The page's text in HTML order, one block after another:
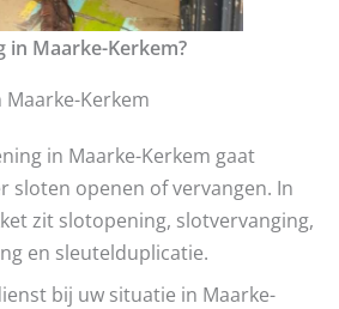
in Maarke-Kerkem?
Kerkem
in Maarke-Kerkem gaat
sloten openen of vervangen. In
zit slotopening, slotvervanging,
en sleutelduplicatie.
bij uw situatie in Maarke-